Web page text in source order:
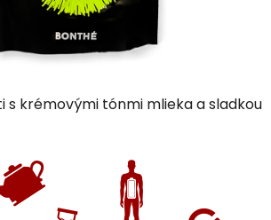
s krémovými tónmi mlieka a sladkou